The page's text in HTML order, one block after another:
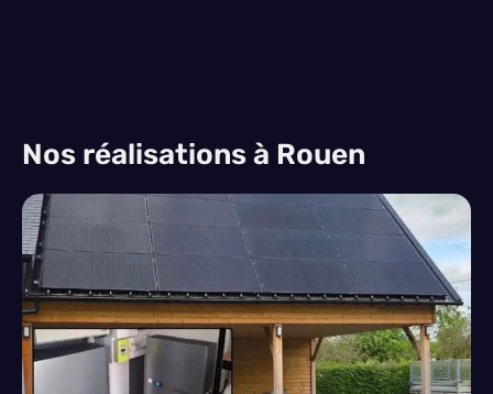
Nos réalisations à Rouen